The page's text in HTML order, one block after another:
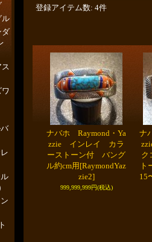
登録アイテム数: 4件
ナバホ Raymond・Ya
zzie インレイ カラ
ーストーン付 バング
ル約cm用 [RaymondYaz
zie2]
999,999,999円(税込)
ナ
ク
ト
15